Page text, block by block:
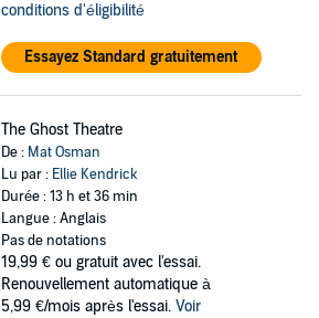
conditions d'éligibilité
Essayez Standard gratuitement
The Ghost Theatre
De : Mat Osman
Lu par : Ellie Kendrick
Durée : 13 h et 36 min
Langue : Anglais
Pas de notations
19,99 € ou gratuit avec l'essai.
Renouvellement automatique à
5,99 €/mois après l'essai. Voir